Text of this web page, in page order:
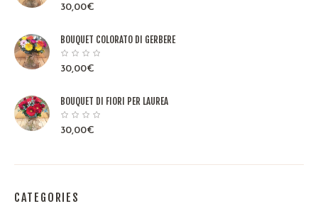
30,00€
BOUQUET COLORATO DI GERBERE
30,00€
BOUQUET DI FIORI PER LAUREA
30,00€
CATEGORIES